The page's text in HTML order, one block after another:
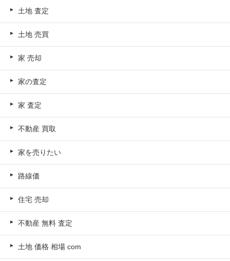
土地 査定
土地 売買
家 売却
家の査定
家 査定
不動産 買取
家を売りたい
路線価
住宅 売却
不動産 無料 査定
土地 価格 相場 com